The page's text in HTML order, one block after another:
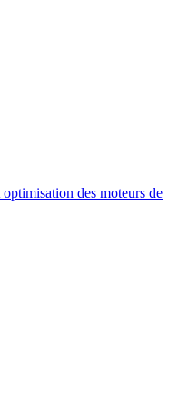
des moteurs de